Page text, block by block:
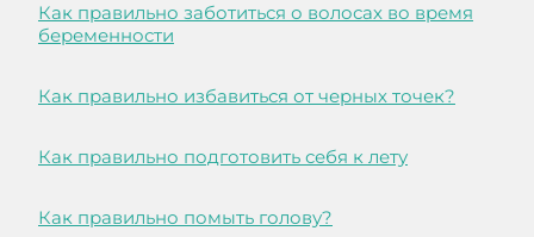
Как правильно заботиться о волосах во время
беременности
Как правильно избавиться от черных точек?
Как правильно подготовить себя к лету
Как правильно помыть голову?